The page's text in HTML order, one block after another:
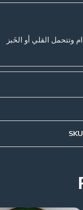
القلي أو الخَبز